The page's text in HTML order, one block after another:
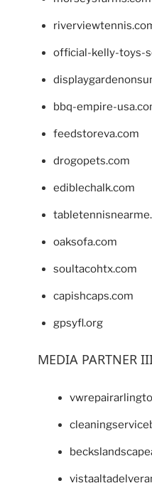
official-kelly-toys-
bbq-empire-
feedstoreva.com
drogopets.com
ediblechalk.com
oaksofa.com
soultacohtx.com
capishcaps.com
gpsyfl.org
MEDIA PARTNER